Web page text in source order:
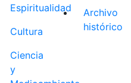
Espiritualidad
Cultura
Ciencia
y
Archivo
histórico